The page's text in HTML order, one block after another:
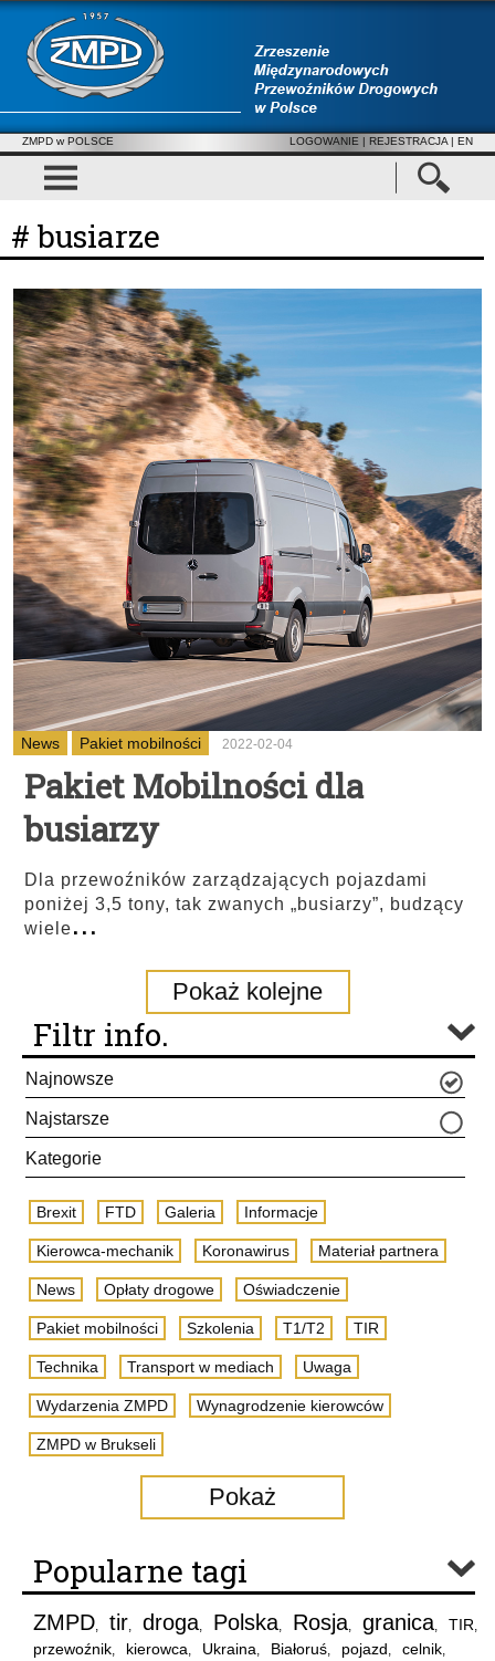
ZMPD w POLSCE LOGOWANIE | REJESTRACJA | EN
# busiarze
News Pakiet mobilności 2022-02-04
Pakiet Mobilności dla
busiarzy
Dla przewoźników zarządzających pojazdami
poniżej 3,5 tony, tak zwanych „busiarzy”, budzący
wiele...
Pokaż kolejne
Filtr info.
Najnowsze
Najstarsze
Kategorie
Brexit FTD Galeria Informacje
Kierowca-mechanik Koronawirus Materiał partnera
News Opłaty drogowe Oświadczenie
Pakiet mobilności Szkolenia T1/T2 TIR
Technika Transport w mediach Uwaga
Wydarzenia ZMPD Wynagrodzenie kierowców
ZMPD w Brukseli
Pokaż
Popularne tagi
ZMPD, tir, droga, Polska, Rosja, granica, TIR,
przewoźnik, kierowca, Ukraina, Białoruś, pojazd, celnik,